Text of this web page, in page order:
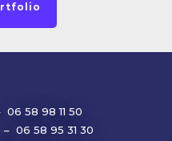
58 98 11 50
06 58 95 31 30